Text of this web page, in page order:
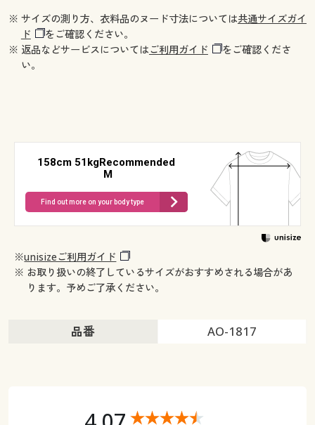
※ サイズの測り方、衣料品のヌード寸法については共通サイズガイ
ド
をご確認ください。
※ 返品などサービスについてはご利用ガイド
をご確認くださ
い。
158cm 51kgRecommended
M
Find out more on your body type
※unisizeご利用ガイド
※ お取り扱いの終了しているサイズがおすすめされる場合があ
ります。予めご了承ください。
品番 AO-1817